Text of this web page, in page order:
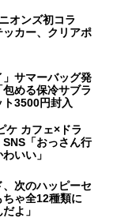
オンズ初コラ
カー、クリアポ
」サマーバッグ発
める保冷サブラ
3500円封入
ケ カフェ×ドラ
「おっさん行
いい」
、次のハッピーセ
ゃ全12種類に
よ」